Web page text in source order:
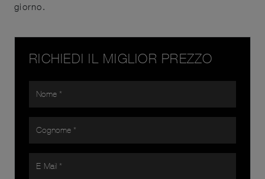
giorno.
RICHIEDI IL MIGLIOR PREZZO